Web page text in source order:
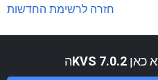
חזרה לרשימת החדשות
הKVS 7.0.2 כאן